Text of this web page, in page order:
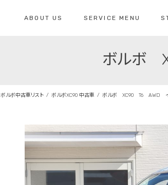
ABOUT US
仕入れの基準
SERVICE MENU
総合お問い合わせ
クラシックカー整備の
お問い合わせ
ボルボ
ボルボ中古車リスト ボルボXC90 中古車 ボルボ XC90 T6 AWD イ